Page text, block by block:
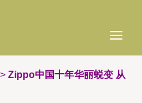
> Zippo中国十年华丽蜕变 从